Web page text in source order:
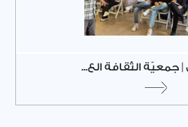
جمعيّة الثّقافة الع...